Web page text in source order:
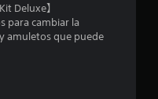
Deluxe】
para cambiar la
amuletos que puede